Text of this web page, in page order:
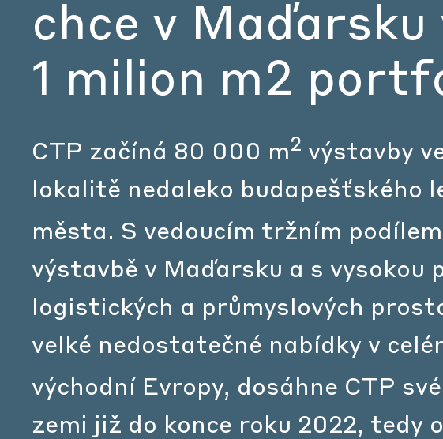
chce v
1 milion m2
CTP začíná 80 000 m2 výstavby
lokalitě nedaleko budapešťského
města. S vedoucím tržním
výstavbě v Maďarsku a s vysokou
logistických a průmyslových
velké nedostatečné nabídky v
východní Evropy, dosáhne CTP
zemi již do konce roku 2022, tedy